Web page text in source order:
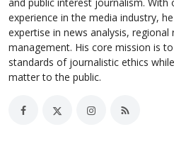
experience in the media industry,
expertise in news analysis,
management. His core mission is
standards of journalistic ethics
matter to the public.